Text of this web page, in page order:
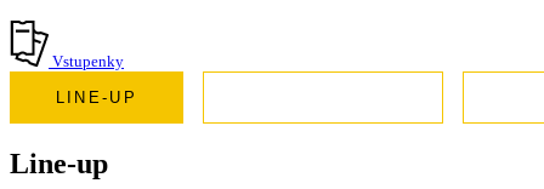
Vstupenky
LINE-UP
Line-up